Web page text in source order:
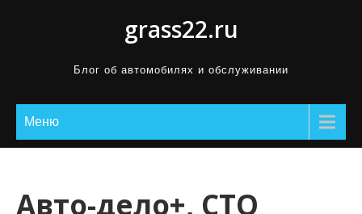
а
grass22.ru
Блог об автомобилях и обслуживании
Меню
Авто-дело+, СТО